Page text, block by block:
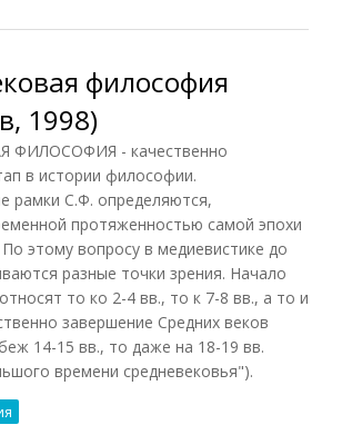
философия
1998)
ФИЛОСОФИЯ - качественно
в истории философии.
рамки С.Ф. определяются,
протяженностью самой эпохи
этому вопросу в медиевистике до
разные точки зрения. Начало
то ко 2-4 вв., то к 7-8 вв., а то и
завершение Средних веков
14-15 вв., то даже на 18-19 вв.
времени средневековья").